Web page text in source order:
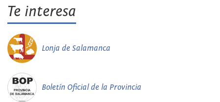
Te interesa
Lonja de Salamanca
Boletín Oficial de la Provincia